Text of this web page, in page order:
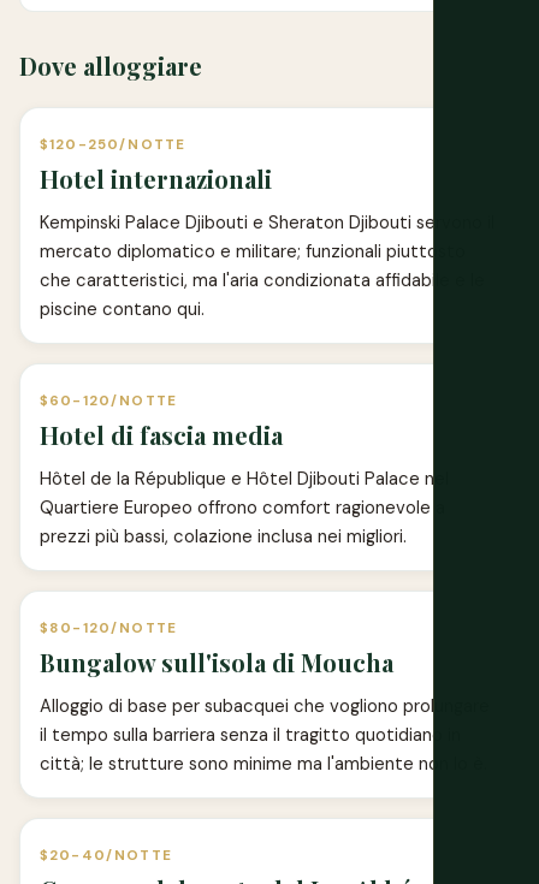
Dove alloggiare
$120-250/NOTTE
Hotel internazionali
Kempinski Palace Djibouti e Sheraton Djibouti servono il
mercato diplomatico e militare; funzionali piuttosto
che caratteristici, ma l'aria condizionata affidabile e le
piscine contano qui.
$60-120/NOTTE
Hotel di fascia media
Hôtel de la République e Hôtel Djibouti Palace nel
Quartiere Europeo offrono comfort ragionevole a
prezzi più bassi, colazione inclusa nei migliori.
$80-120/NOTTE
Bungalow sull'isola di Moucha
Alloggio di base per subacquei che vogliono prolungare
il tempo sulla barriera senza il tragitto quotidiano in
città; le strutture sono minime ma l'ambiente non lo è.
$20-40/NOTTE